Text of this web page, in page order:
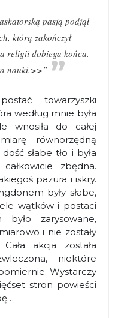
pasją podjął
którą zakończył
religii dobiega końca.
nauki.>>”
towarzyszki
według mnie była
wnosiła do całej
równorzędną
słabe tło i była
zbędna.
pazura i iskry.
były słabe,
wątków i postaci
zarysowane,
i nie zostały
akcja została
niektóre
Wystarczy
stron powieści